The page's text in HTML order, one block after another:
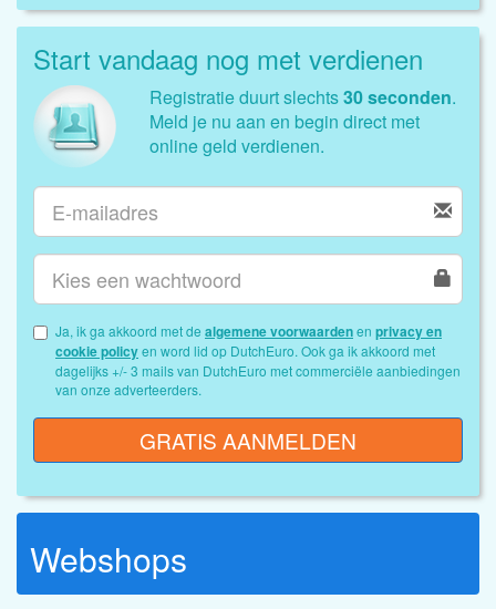
Start vandaag nog met verdienen
Registratie duurt slechts30 seconden.
Meld je nu aan en begin direct met
online geld verdienen.
Ja, ik ga akkoord met de algemene voorwaardenen privacy en
cookie policy
dagelijks +/- 3 mails van DutchEuro met commerciële aanbiedingen
van onze adverteerders.
GRATIS AANMELDEN
Webshops